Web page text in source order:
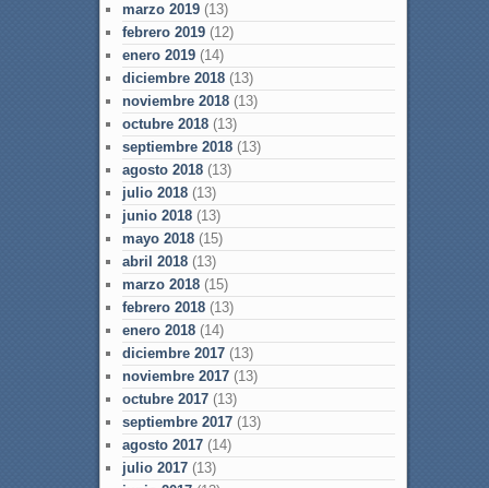
marzo 2019(13)
febrero 2019(12)
enero 2019(14)
diciembre 2018(13)
noviembre 2018(13)
octubre 2018(13)
septiembre 2018(13)
agosto 2018(13)
julio 2018(13)
junio 2018(13)
mayo 2018(15)
abril 2018(13)
marzo 2018(15)
febrero 2018(13)
enero 2018(14)
diciembre 2017(13)
noviembre 2017(13)
octubre 2017(13)
septiembre 2017(13)
agosto 2017(14)
julio 2017(13)